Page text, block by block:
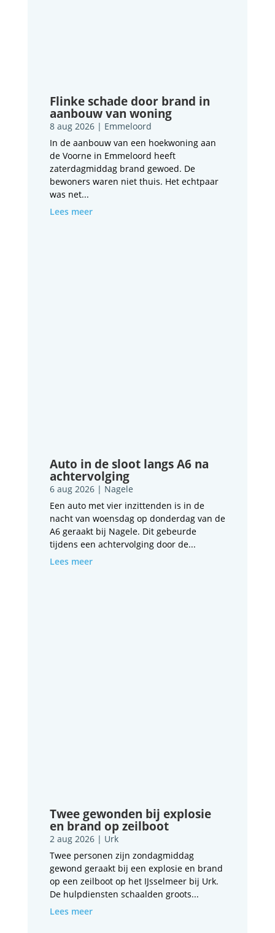
Flinke schade door brand in
aanbouw van woning
8 aug 2026| Emmeloord
In de aanbouw van een hoekwoning aan
de Voorne in Emmeloord heeft
zaterdagmiddag brand gewoed. De
bewoners waren niet thuis. Het echtpaar
was net...
Lees meer
Auto in de sloot langs A6 na
achtervolging
6 aug 2026| Nagele
Een auto met vier inzittenden is in de
nacht van woensdag op donderdag van de
A6 geraakt bij Nagele. Dit gebeurde
tijdens een achtervolging door de...
Lees meer
Twee gewonden bij explosie
en brand op zeilboot
2 aug 2026| Urk
Twee personen zijn zondagmiddag
gewond geraakt bij een explosie en brand
op een zeilboot op het IJsselmeer bij Urk.
De hulpdiensten schaalden groots...
Lees meer